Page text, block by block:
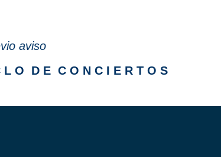
aviso
L O D E C O N C I E R T O S